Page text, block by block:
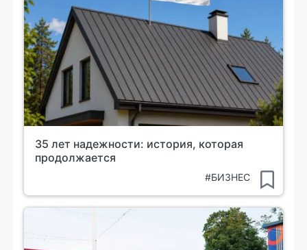
35 лет надежности: история, которая
продолжается
#БИЗНЕС